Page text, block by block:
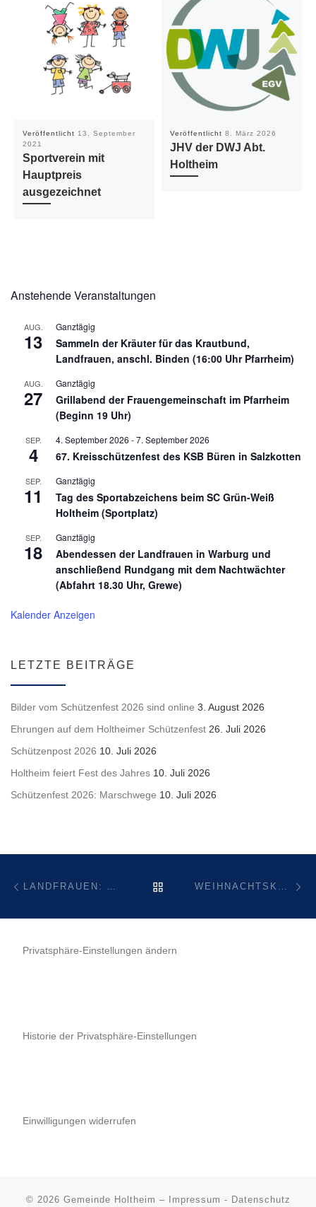
Veröffentlicht 13. September
2021
Sportverein mit
Hauptpreis
ausgezeichnet
Veröffentlicht 8. März 2026
JHV der DWJ Abt.
Holtheim
Anstehende Veranstaltungen
AUG.
13
Ganztägig
Sammeln der Kräuter für das Krautbund,
Landfrauen, anschl. Binden (16:00 Uhr Pfarrheim)
AUG.
27
Ganztägig
Grillabend der Frauengemeinschaft im Pfarrheim
(Beginn 19 Uhr)
SEP.
4
4. September 2026 -7. September 2026
67. Kreisschützenfest des KSB Büren in Salzkotten
SEP.
11
Ganztägig
Tag des Sportabzeichens beim SC Grün-Weiß
Holtheim (Sportplatz)
SEP.
18
Ganztägig
Abendessen der Landfrauen in Warburg und
anschließend Rundgang mit dem Nachtwächter
(Abfahrt 18.30 Uhr, Grewe)
Kalender Anzeigen
LETZTE BEITRÄGE
Bilder vom Schützenfest 2026 sind online 3. August 2026
Ehrungen auf dem Holtheimer Schützenfest 26. Juli 2026
Schützenpost 2026 10. Juli 2026
Holtheim feiert Fest des Jahres 10. Juli 2026
Schützenfest 2026: Marschwege 10. Juli 2026
BeitragsnavigationZURÜCK ZUR
Privatsphäre-Einstellungen ändern
Historie der Privatsphäre-Einstellungen
Einwilligungen widerrufen
© 2026 Gemeinde Holtheim – Impressum - Datenschutz